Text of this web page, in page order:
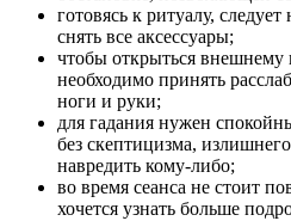
готовясь к ритуалу,
снять все аксессуары;
чтобы открыться
необходимо принять
ноги и руки;
для гадания нужен
без скептицизма,
навредить кому-либо;
во время сеанса не стоит
хочется узнать больше